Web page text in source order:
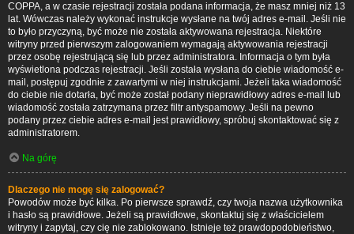
COPPA, a w czasie rejestracji została podana informacja, że masz mniej niż 13
lat. Wówczas należy wykonać instrukcje wysłane na twój adres e-mail. Jeśli nie
to było przyczyną, być może nie została aktywowana rejestracja. Niektóre
witryny przed pierwszym zalogowaniem wymagają aktywowania rejestracji
przez osobę rejestrującą się lub przez administratora. Informacja o tym była
wyświetlona podczas rejestracji. Jeśli została wysłana do ciebie wiadomość e-
mail, postępuj zgodnie z zawartymi w niej instrukcjami. Jeżeli taka wiadomość
do ciebie nie dotarła, być może został podany nieprawidłowy adres e-mail lub
wiadomość została zatrzymana przez filtr antyspamowy. Jeśli na pewno
podany przez ciebie adres e-mail jest prawidłowy, spróbuj skontaktować się z
administratorem.
Na górę
Dlaczego nie mogę się zalogować?
Powodów może być kilka. Po pierwsze sprawdź, czy twoja nazwa użytkownika
i hasło są prawidłowe. Jeżeli są prawidłowe, skontaktuj się z właścicielem
witryny i zapytaj, czy cię nie zablokowano. Istnieje też prawdopodobieństwo,